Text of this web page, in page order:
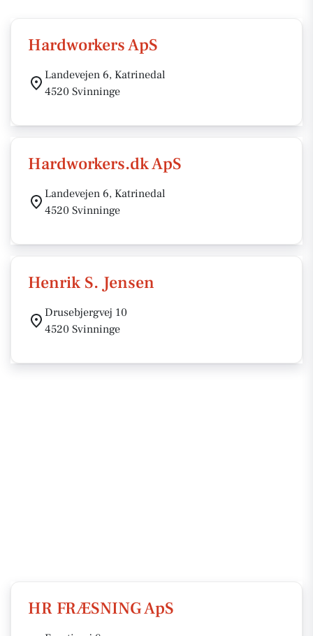
Hardworkers ApS
Landevejen 6, Katrinedal
4520 Svinninge
Hardworkers.dk ApS
Landevejen 6, Katrinedal
4520 Svinninge
Henrik S. Jensen
Drusebjergvej 10
4520 Svinninge
HR FRÆSNING ApS